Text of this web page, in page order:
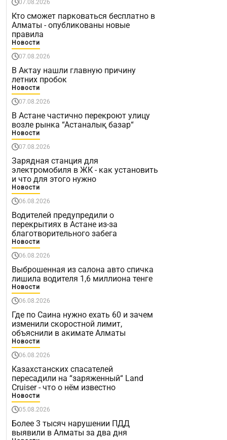
07.08.2026
Кто сможет парковаться бесплатно в
Алматы - опубликованы новые
правила
Новости
07.08.2026
В Актау нашли главную причину
летних пробок
Новости
07.08.2026
В Астане частично перекроют улицу
возле рынка “Астаналық базар“
Новости
07.08.2026
Зарядная станция для
электромобиля в ЖК - как установить
и что для этого нужно
Новости
06.08.2026
Водителей предупредили о
перекрытиях в Астане из-за
благотворительного забега
Новости
06.08.2026
Выброшенная из салона авто спичка
лишила водителя 1,6 миллиона тенге
Новости
06.08.2026
Где по Саина нужно ехать 60 и зачем
изменили скоростной лимит,
объяснили в акимате Алматы
Новости
06.08.2026
Казахстанских спасателей
пересадили на “заряженный“ Land
Cruiser - что о нём известно
Новости
05.08.2026
Более 3 тысяч нарушении ПДД
выявили в Алматы за два дня